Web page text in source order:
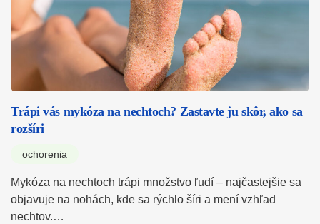
Trápi vás mykóza na nechtoch? Zastavte ju skôr, ako sa
rozšíri
ochorenia
Mykóza na nechtoch trápi množstvo ľudí – najčastejšie sa
objavuje na nohách, kde sa rýchlo šíri a mení vzhľad
nechtov.…